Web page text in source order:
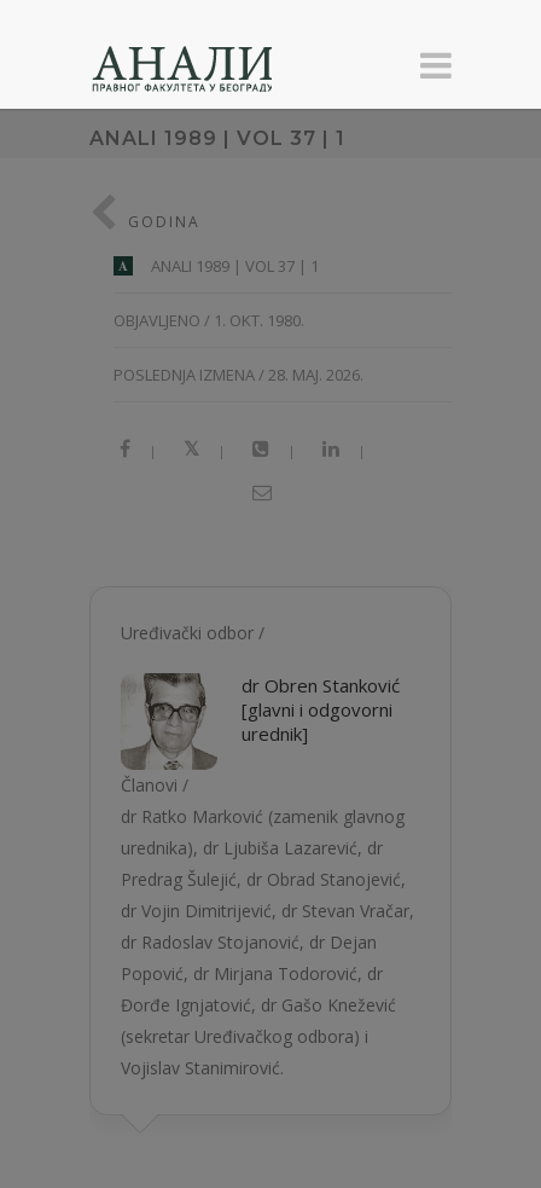
ANALI 1989 | VOL 37 | 1
GODINA
A ANALI 1989 | VOL 37 | 1
OBJAVLJENO / 1. OKT. 1980.
POSLEDNJA IZMENA / 28. MAJ. 2026.
| | | |
Uređivački odbor /
dr Obren Stanković
[glavni i odgovorni
urednik]
Članovi /
dr Ratko Marković (zamenik glavnog
urednika), dr Ljubiša Lazarević, dr
Predrag Šulejić, dr Obrad Stanojević,
dr Vojin Dimitrijević, dr Stevan Vračar,
dr Radoslav Stojanović, dr Dejan
Popović, dr Mirjana Todorović, dr
Đorđe Ignjatović, dr Gašo Knežević
(sekretar Uređivačkog odbora) i
Vojislav Stanimirović.